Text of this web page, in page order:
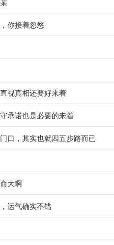
你接着忽悠
视真相还要好来着
承诺也是必要的来着
口，其实也就四五步路而已
大啊
运气确实不错